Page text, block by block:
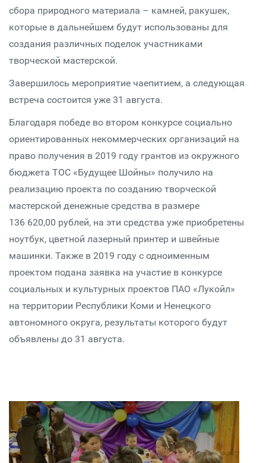
сбора природного материала – камней, ракушек,
которые в дальнейшем будут использованы для
создания различных поделок участниками
творческой мастерской.
Завершилось мероприятие чаепитием, а следующая
встреча состоится уже 31 августа.
Благодаря победе во втором конкурсе социально
ориентированных некоммерческих организаций на
право получения в 2019 году грантов из окружного
бюджета ТОС «Будущее Шойны» получило на
реализацию проекта по созданию творческой
мастерской денежные средства в размере
136 620,00 рублей, на эти средства уже приобретены
ноутбук, цветной лазерный принтер и швейные
машинки. Также в 2019 году с одноименным
проектом подана заявка на участие в конкурсе
социальных и культурных проектов ПАО «Лукойл»
на территории Республики Коми и Ненецкого
автономного округа, результаты которого будут
объявлены до 31 августа.